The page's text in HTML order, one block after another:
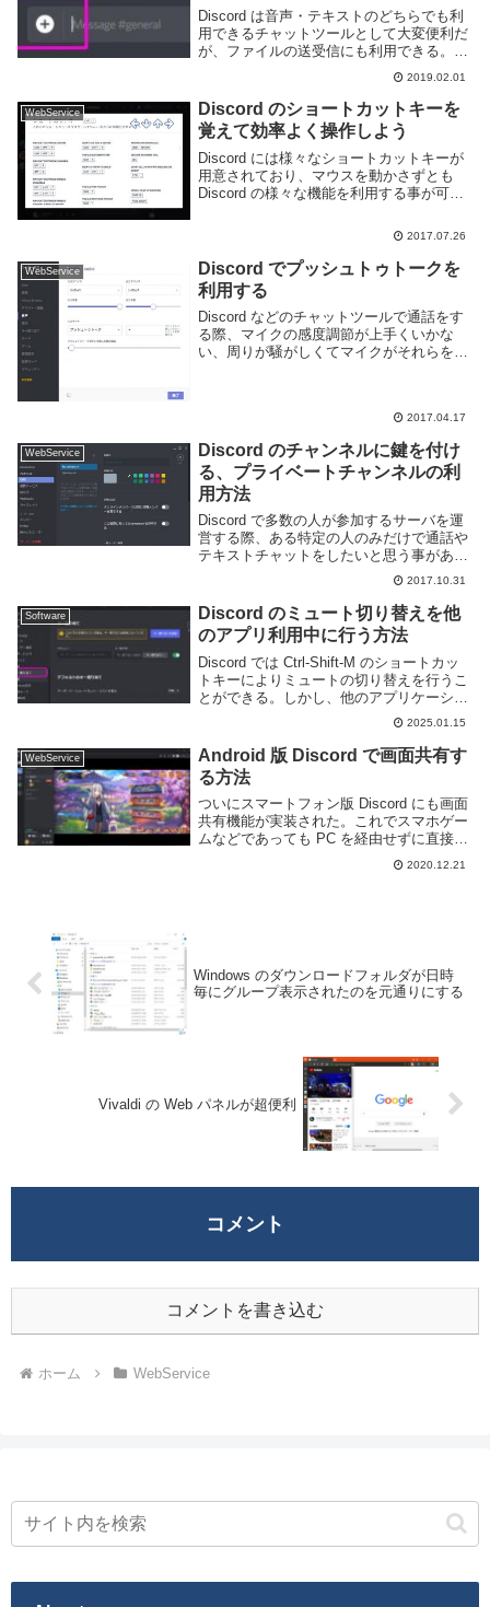
Discord は音声・テキストのどちらでも利
用できるチャットツールとして大変便利だ
が、ファイルの送受信にも利用できる。こ
のページでは Doscord を利用してファイ
ルの送受信を行う方法を紹介しよう。
Discord を利用してファイルの送...
2019.02.01
WebService
Discord のショートカットキーを
覚えて効率よく操作しよう
Discord には様々なショートカットキーが
用意されており、マウスを動かさずとも
Discord の様々な機能を利用する事が可能
CTRL-/ で表示可能です。以下に Windows
2017.07.26
WebService
Discord でプッシュトゥトークを
利用する
Discord などのチャットツールで通話をす
る際、マイクの感度調節が上手くいかな
い、周りが騒がしくてマイクがそれらを拾
2017.04.17
WebService
Discord のチャンネルに鍵を付け
る、プライベートチャンネルの利
用方法
Discord で多数の人が参加するサーバを運
営する際、ある特定の人のみだけで通話や
テキストチャットをしたいと思う事がある
だろう。Discord のダイレクトメッセージ
機能を利用するのもよいが、サーバにプラ
イベートチャンネルを設置すると D...
2017.10.31
Software
Discord のミュート切り替えを他
のアプリ利用中に行う方法
Discord では Ctrl-Shift-M のショートカッ
トキーによりミュートの切り替えを行うこ
とができる。しかし、他のアプリケーショ
ンやゲームを開いている際にはこのショー
トカットキーは何故か利用できない。この
現象が自分の環境だけなのか...
2025.01.15
WebService
Android 版 Discord で画面共有す
る方法
ついにスマートフォン版 Discord にも画面
共有機能が実装された。これでスマホゲー
ムなどであっても PC を経由せずに直接
Discord に画面を映すことができる。この
ページでは Android 版 Discord で画面共有
2020.12.21
Windows のダウンロードフォルダが日時
毎にグループ表示されたのを元通りにする
Vivaldi の Web パネルが超便利
コメント
コメントを書き込む
ホーム WebService